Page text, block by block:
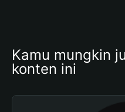
Kamu mungkin
konten ini